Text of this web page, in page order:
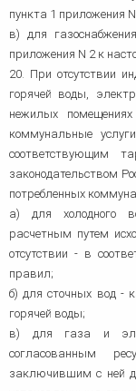
пункта 1 приложения
в) для
приложения N 2 к
20. При отсутствии
горячей воды,
нежилых
коммунальные
соответствующим
законодательством
потребленных
а) для холодного
расчетным путем
отсутствии - в
правил;
б) для сточных вод -
горячей воды;
в) для газа и
согласованным
заключившим с ней